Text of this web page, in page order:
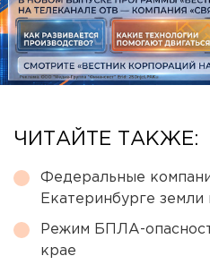
ЧИТАЙТЕ ТАКЖЕ:
Федеральные
Екатеринбурге
Режим БПЛА-
крае